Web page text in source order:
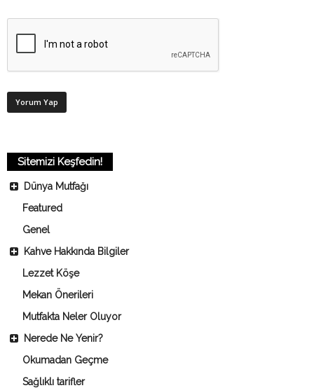
Sitemizi Keşfedin!
Dünya Mutfağı
Featured
Genel
Kahve Hakkında Bilgiler
Lezzet Köşe
Mekan Önerileri
Mutfakta Neler Oluyor
Nerede Ne Yenir?
Okumadan Geçme
Sağlıklı tarifler